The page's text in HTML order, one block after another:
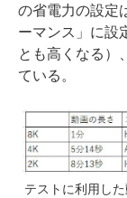
の省電力の設定
ーマンス」に設
とも高くなる）
ている。
テストに利用し